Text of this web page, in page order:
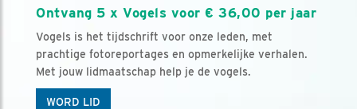
Ontvang 5 x Vogels voor € 36,00 per jaar
Vogels is het tijdschrift voor onze leden, met
prachtige fotoreportages en opmerkelijke verhalen.
Met jouw lidmaatschap help je de vogels.
WORD LID